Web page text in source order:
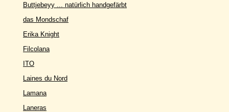
Buttjebeyy ... natürlich handgefärbt
das Mondschaf
Erika Knight
Filcolana
ITO
Laines du Nord
Lamana
Laneras